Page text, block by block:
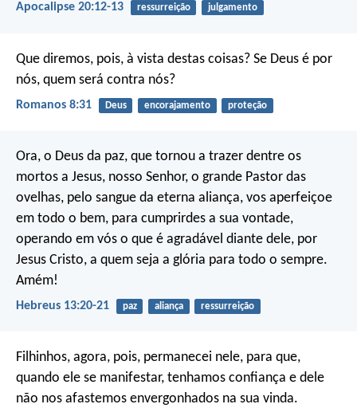
Apocalipse 20:12-13 ressurreição julgamento
Que diremos, pois, à vista destas coisas? Se Deus é por
nós, quem será contra nós?
Romanos 8:31 Deus encorajamento proteção
Ora, o Deus da paz, que tornou a trazer dentre os
mortos a Jesus, nosso Senhor, o grande Pastor das
ovelhas, pelo sangue da eterna aliança, vos aperfeiçoe
em todo o bem, para cumprirdes a sua vontade,
operando em vós o que é agradável diante dele, por
Jesus Cristo, a quem seja a glória para todo o sempre.
Amém!
Hebreus 13:20-21 paz aliança ressurreição
Filhinhos, agora, pois, permanecei nele, para que,
quando ele se manifestar, tenhamos confiança e dele
não nos afastemos envergonhados na sua vinda.